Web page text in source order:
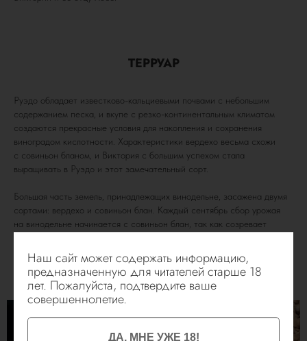
Наш сайт может содержать информацию,
предназначенную для читателей старше 18
лет. Пожалуйста, подтвердите ваше
совершеннолетие.
ДА, МНЕ УЖЕ 18!
ТЕРРУАР
Руэдо обладает известково-кальциевыми почвами с небольшим
содержанием песка, и вкупе с резко-континентальным климатом
создаются прекрасные условия для накопления и сохранения
виноградом кислотности. Характеристики вердехо весьма схожи
с совиньон бланом, и Виктория с большим успехом стала
выращивать в Руэдо и этот замечательный сорт.
Большая часть земель, принадлежащих винодельне, засажена двумя
сортами: вердехо и совиньон блан. Каждый сентябрь сбор урожая
на винодельне начинается с совиньон блан, так как созревает
сортировка ягод осуществляется уже на тапе сбора винограда.